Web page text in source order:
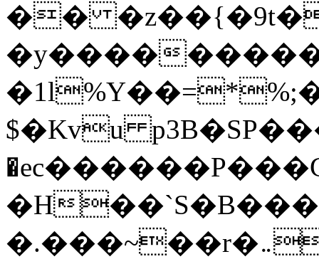
��
�y����
$�Kvu
�H
�.���~��r�޼�}�܅�mؕWu���K}